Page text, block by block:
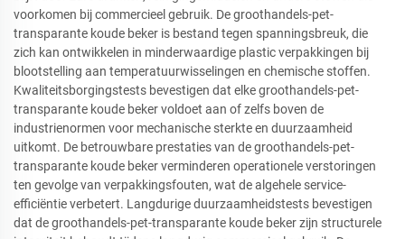
voorkomen bij commercieel gebruik. De groothandels-pet-
transparante koude beker is bestand tegen spanningsbreuk, die
zich kan ontwikkelen in minderwaardige plastic verpakkingen bij
blootstelling aan temperatuurwisselingen en chemische stoffen.
Kwaliteitsborgingstests bevestigen dat elke groothandels-pet-
transparante koude beker voldoet aan of zelfs boven de
industrienormen voor mechanische sterkte en duurzaamheid
uitkomt. De betrouwbare prestaties van de groothandels-pet-
transparante koude beker verminderen operationele verstoringen
ten gevolge van verpakkingsfouten, wat de algehele service-
efficiëntie verbetert. Langdurige duurzaamheidstests bevestigen
dat de groothandels-pet-transparante koude beker zijn structurele